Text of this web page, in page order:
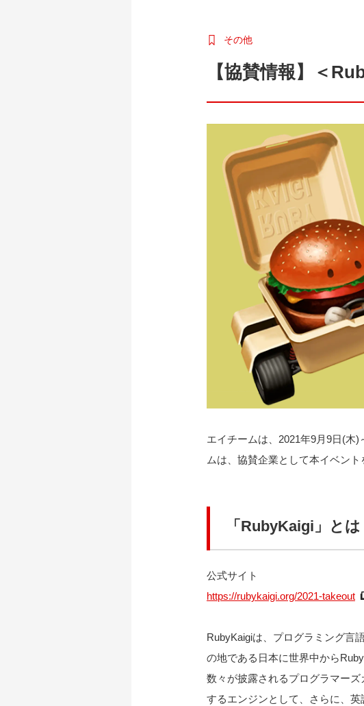
その他
【協賛情報】＜
エイチームは、2021年9月9日(木
ムは、協賛企業として本イベント
「RubyKaigi」とは
公式サイト
https://rubykaigi.org/2021-takeout
RubyKaigiは、プログラミング言
の地である日本に世界中から
数々が披露されるプログラマー
するエンジンとして、さらに、